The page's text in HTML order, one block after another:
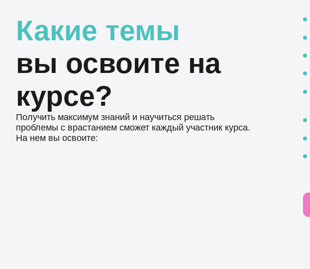
Какие темы
вы освоите на
курсе?
Получить максимум знаний и научиться решать
проблемы с врастанием сможет каждый участник курса.
На нем вы освоите: